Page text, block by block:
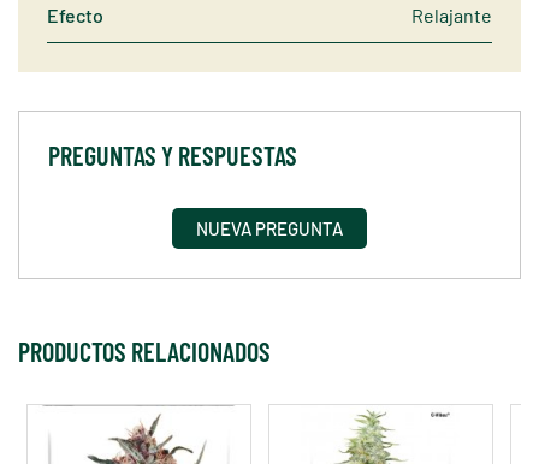
Efecto Relajante
PREGUNTAS Y RESPUESTAS
NUEVA PREGUNTA
PRODUCTOS RELACIONADOS